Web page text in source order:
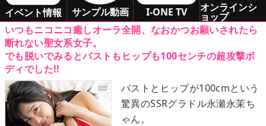
イベント情報 サンプル動画 I-ONE TV オンラインシ
ョップ
TOP
DVD
Blu-ray
いつもニコニコ癒しオーラ全開、なおかつお願いされたら
断れない聖女系女子。
でも脱いでみるとバストもヒップも100センチの超攻撃ボ
ディでした!!
バストとヒップが100cmという
驚異のSSRグラドル永瀬永茉ち
ゃん。